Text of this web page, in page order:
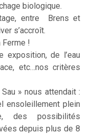
biologique.
entre Brens et
s’accroît.
Ferme !
exposition, de l’eau
etc…nos critères
» nous attendait :
ensoleillement plein
des possibilités
depuis plus de 8